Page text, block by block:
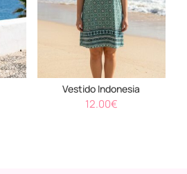
Vestido Indonesia
12.00€